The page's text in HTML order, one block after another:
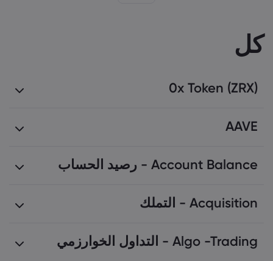
كل
0x Token (ZRX)
AAVE
Account Balance - رصيد الحساب
Acquisition - التملك
Algo -Trading - التداول الخوارزمي